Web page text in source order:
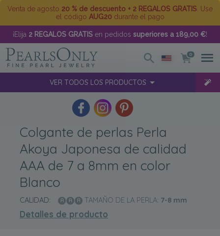
Venta de agosto 20 % de descuento + 2 REGALOS GRATIS . Use
el código AUG20durante el pago
¡Elija 2 REGALOS GRATIS en pedidos superiores a 189,00 €!
0
VER TODOS LOS PRODUCTOS
Colgante de perlas Perla
Akoya Japonesa de calidad
AAA de 7 a 8mm en color
Blanco
CALIDAD: TAMAÑO DE LA PERLA: 7-8 mm
Detalles de producto